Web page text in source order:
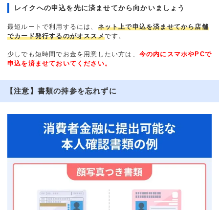
レイクへの申込を先に済ませてから向かいましょう
最短ルートで利用するには、 ネット上で申込を済ませてから店舗
でカード発行するのがオススメです。
少しでも短時間でお金を用意したい方は、 今の内にスマホやPCで
申込を済ませておいてください。
【注意】書類の持参を忘れずに